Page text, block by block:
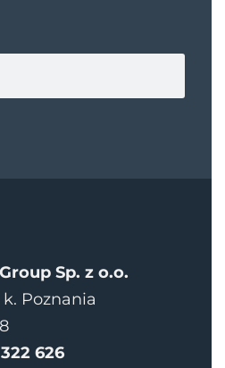
Sp. z o.o.
Poznania
626